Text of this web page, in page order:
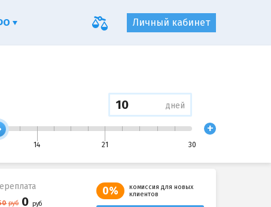
дней
14 21 30
+
0%
комиссия для новых
клиентов
Личный кабинет